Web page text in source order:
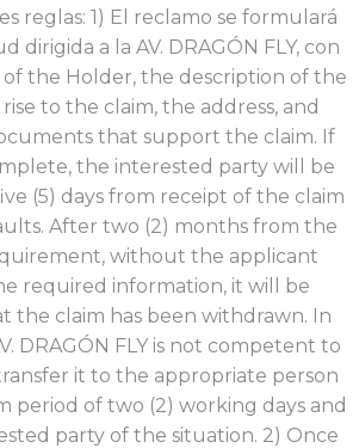
reglas: 1) El reclamo se formulará
dirigida a la AV. DRAGÓN FLY, con
the Holder, the description of the
to the claim, the address, and
that support the claim. If
the interested party will be
(5) days from receipt of the claim
After two (2) months from the
without the applicant
required information, it will be
the claim has been withdrawn. In
DRAGÓN FLY is not competent to
it to the appropriate person
period of two (2) working days and
party of the situation. 2) Once